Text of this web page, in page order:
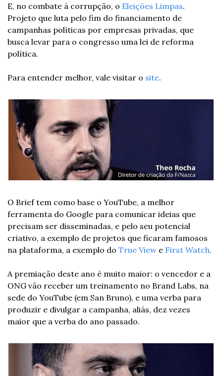
E, no combate à corrupção, o Eleições Limpas.
Projeto que luta pelo fim do financiamento de
campanhas políticas por empresas privadas, que
busca levar para o congresso uma lei de reforma
política.
Para entender melhor, vale visitar o site.
O Brief tem como base o YouTube, a melhor
ferramenta do Google para comunicar ideias que
precisam ser disseminadas, e pelo seu potencial
criativo, a exemplo de projetos que ficaram famosos
na plataforma, a exemplo do True View e First Watch.
A premiação deste ano é muito maior: o vencedor e a
ONG vão receber um treinamento no Brand Labs, na
sede do YouTube (em San Bruno), e uma verba para
produzir e divulgar a campanha, aliás, dez vezes
maior que a verba do ano passado.